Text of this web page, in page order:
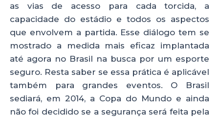
as vias de acesso para cada torcida, a
capacidade do estádio e todos os aspectos
que envolvem a partida. Esse diálogo tem se
mostrado a medida mais eficaz implantada
até agora no Brasil na busca por um esporte
seguro. Resta saber se essa prática é aplicável
também para grandes eventos. O Brasil
sediará, em 2014, a Copa do Mundo e ainda
não foi decidido se a segurança será feita pela